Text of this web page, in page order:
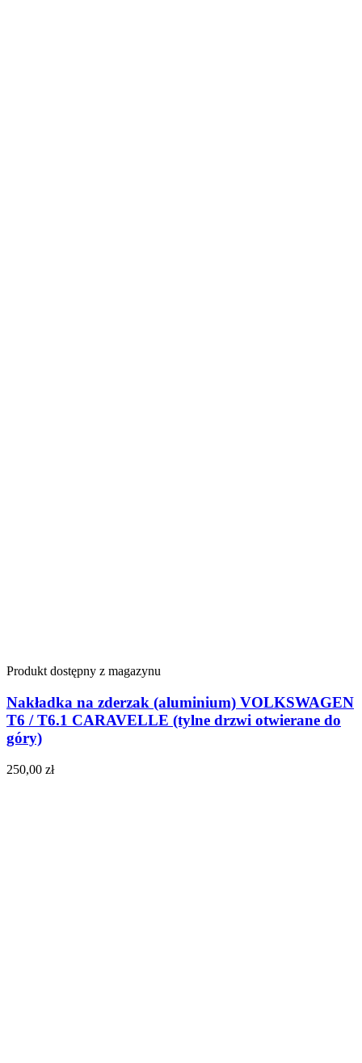
Produkt dostępny z magazynu
Nakładka na zderzak (aluminium) VOLKSWAGEN
T6 / T6.1 CARAVELLE (tylne drzwi otwierane do
góry)
250,00 zł